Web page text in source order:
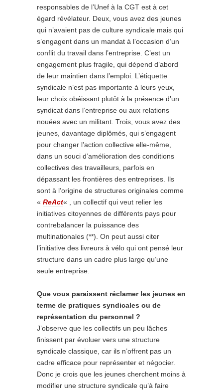
responsables de l’Unef à la CGT est à cet
égard révélateur. Deux, vous avez des jeunes
qui n’avaient pas de culture syndicale mais qui
s’engagent dans un mandat à l’occasion d’un
conflit du travail dans l’entreprise. C’est un
engagement plus fragile, qui dépend d’abord
de leur maintien dans l’emploi. L’étiquette
syndicale n’est pas importante à leurs yeux,
leur choix obéissant plutôt à la présence d’un
syndicat dans l’entreprise ou aux relations
nouées avec un militant. Trois, vous avez des
jeunes, davantage diplômés, qui s’engagent
pour changer l’action collective elle-même,
dans un souci d’amélioration des conditions
collectives des travailleurs, parfois en
dépassant les frontières des entreprises. Ils
sont à l’origine de structures originales comme
« ReAct« , un collectif qui veut relier les
initiatives citoyennes de différents pays pour
contrebalancer la puissance des
multinationales (**). On peut aussi citer
l’initiative des livreurs à vélo qui ont pensé leur
structure dans un cadre plus large qu’une
seule entreprise.
Que vous paraissent réclamer les jeunes en
terme de pratiques syndicales ou de
représentation du personnel ?
J’observe que les collectifs un peu lâches
finissent par évoluer vers une structure
syndicale classique, car ils n’offrent pas un
cadre efficace pour représenter et négocier.
Donc je crois que les jeunes cherchent moins à
modifier une structure syndicale qu’à faire